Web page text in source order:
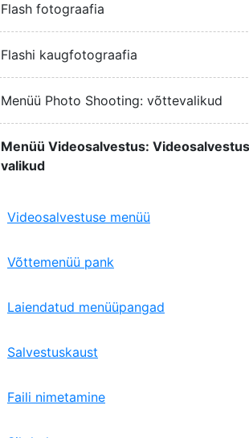
Flash fotograafia
Flashi kaugfotograafia
Menüü Photo Shooting: võttevalikud
Menüü Videosalvestus:
valikud
Videosalvestuse menüü
Võttemenüü pank
Laiendatud menüüpangad
Salvestuskaust
Faili nimetamine